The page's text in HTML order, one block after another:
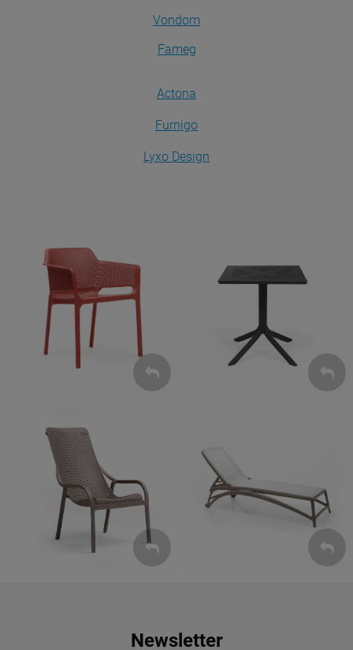
Vondom
Fameg
Actona
Furnigo
Lyxo Design
ZOBACZ ZOBACZ
Newsletter